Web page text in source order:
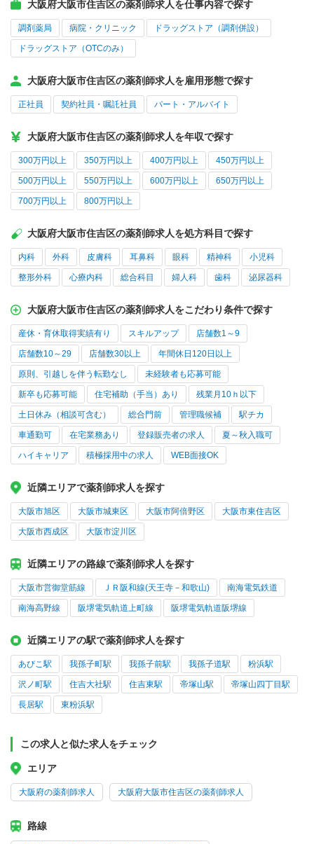
大阪府大阪市住吉区の薬剤師求人を仕事内容で探す
調剤薬局 病院・クリニック ドラッグストア（調剤併設）
ドラッグストア（OTCのみ）
大阪府大阪市住吉区の薬剤師求人を雇用形態で探す
正社員 契約社員・嘱託社員 パート・アルバイト
大阪府大阪市住吉区の薬剤師求人を年収で探す
300万円以上 350万円以上 400万円以上 450万円以上
500万円以上 550万円以上 600万円以上 650万円以上
700万円以上 800万円以上
大阪府大阪市住吉区の薬剤師求人を処方科目で探す
内科 外科 皮膚科 耳鼻科 眼科 精神科 小児科
整形外科 心療内科 総合科目 婦人科 歯科 泌尿器科
大阪府大阪市住吉区の薬剤師求人をこだわり条件で探す
産休・育休取得実績有り スキルアップ 店舗数1～9
店舗数10～29 店舗数30以上 年間休日120日以上
原則、引越しを伴う転勤なし 未経験者も応募可能
新卒も応募可能 住宅補助（手当）あり 残業月10ｈ以下
土日休み（相談可含む） 総合門前 管理職候補 駅チカ
車通勤可 在宅業務あり 登録販売者の求人 夏～秋入職可
ハイキャリア 積極採用中の求人 WEB面接OK
近隣エリアで薬剤師求人を探す
大阪市旭区 大阪市城東区 大阪市阿倍野区 大阪市東住吉区
大阪市西成区 大阪市淀川区
近隣エリアの路線で薬剤師求人を探す
大阪市営御堂筋線 ＪＲ阪和線(天王寺－和歌山) 南海電気鉄道
南海高野線 阪堺電気軌道上町線 阪堺電気軌道阪堺線
近隣エリアの駅で薬剤師求人を探す
あびこ駅 我孫子町駅 我孫子前駅 我孫子道駅 粉浜駅
沢ノ町駅 住吉大社駅 住吉東駅 帝塚山駅 帝塚山四丁目駅
長居駅 東粉浜駅
この求人と似た求人をチェック
エリア
大阪府の薬剤師求人 大阪府大阪市住吉区の薬剤師求人
路線